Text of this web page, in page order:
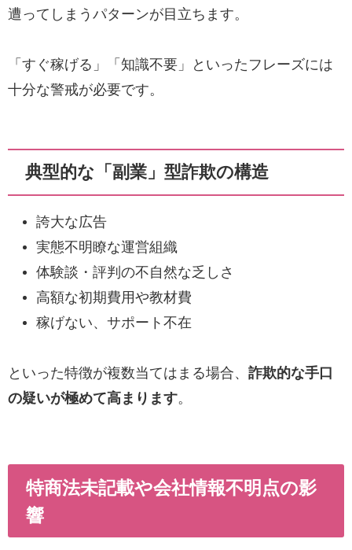
遭ってしまうパターンが目立ちます。
「すぐ稼げる」「知識不要」といったフレーズには
十分な警戒が必要です。
典型的な「副業」型詐欺の構造
誇大な広告
実態不明瞭な運営組織
体験談・評判の不自然な乏しさ
高額な初期費用や教材費
稼げない、サポート不在
といった特徴が複数当てはまる場合、 詐欺的な手口
の疑いが極めて高まります。
特商法未記載や会社情報不明点の影
響